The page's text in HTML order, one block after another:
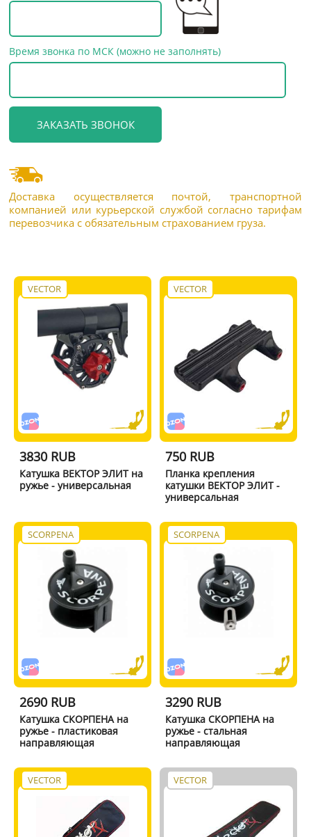
Время звонка по МСК (можно не заполнять)
Доставка осуществляется почтой, транспортной
компанией или курьерской службой согласно тарифам
перевозчика с обязательным страхованием груза.
VECTOR
3830 RUB
Катушка ВЕКТОР ЭЛИТ на
ружье - универсальная
VECTOR
750 RUB
Планка крепления
катушки ВЕКТОР ЭЛИТ -
универсальная
SCORPENA
2690 RUB
Катушка СКОРПЕНА на
ружье - пластиковая
направляющая
SCORPENA
3290 RUB
Катушка СКОРПЕНА на
ружье - стальная
направляющая
VECTOR VECTOR